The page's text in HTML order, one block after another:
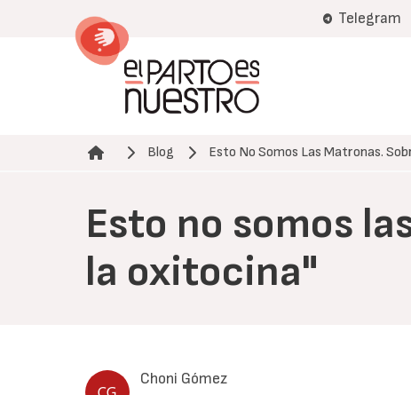
Telegram
Ruta de navegación
Blog Esto No Somos Las Matronas.
Esto no somos
la oxitocina"
Choni Gómez